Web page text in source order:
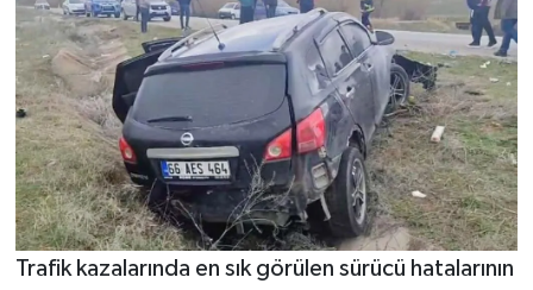
Trafik kazalarında en sık görülen sürücü hatalarının